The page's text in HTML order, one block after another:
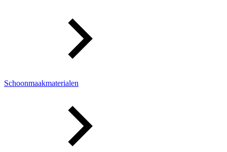
Schoonmaakmaterialen